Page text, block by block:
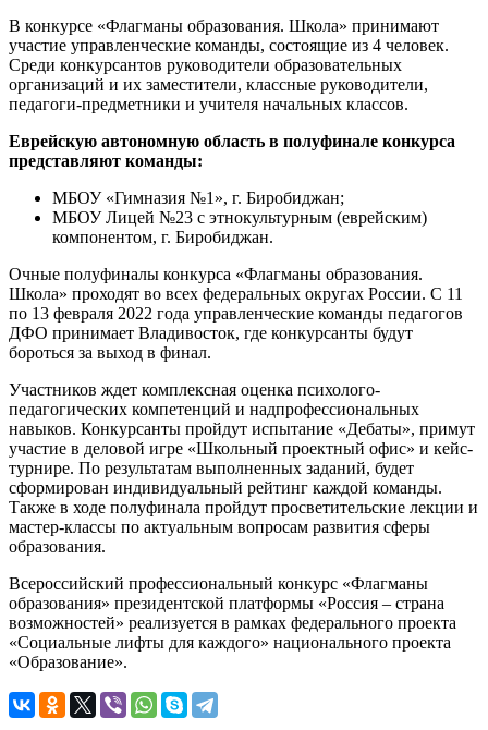
В конкурсе «Флагманы образования. Школа» принимают
участие управленческие команды, состоящие из 4 человек.
Среди конкурсантов руководители образовательных
организаций и их заместители, классные руководители,
педагоги-предметники и учителя начальных классов.
Еврейскую автономную область в полуфинале конкурса
представляют команды:
МБОУ «Гимназия №1», г. Биробиджан;
МБОУ Лицей №23 с этнокультурным (еврейским)
компонентом, г. Биробиджан.
Очные полуфиналы конкурса «Флагманы образования.
Школа» проходят во всех федеральных округах России. С 11
по 13 февраля 2022 года управленческие команды педагогов
ДФО принимает Владивосток, где конкурсанты будут
бороться за выход в финал.
Участников ждет комплексная оценка психолого-
педагогических компетенций и надпрофессиональных
навыков. Конкурсанты пройдут испытание «Дебаты», примут
участие в деловой игре «Школьный проектный офис» и кейс-
турнире. По результатам выполненных заданий, будет
сформирован индивидуальный рейтинг каждой команды.
Также в ходе полуфинала пройдут просветительские лекции и
мастер-классы по актуальным вопросам развития сферы
образования.
Всероссийский профессиональный конкурс «Флагманы
образования» президентской платформы «Россия – страна
возможностей» реализуется в рамках федерального проекта
«Социальные лифты для каждого» национального проекта
«Образование».